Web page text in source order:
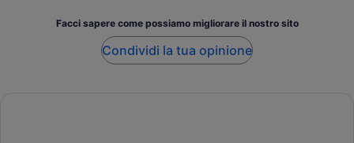
Facci sapere come possiamo migliorare il nostro sito
Condividi la tua opinione